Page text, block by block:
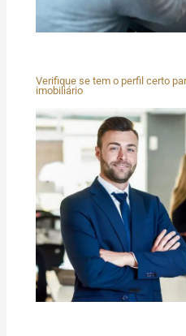
Verifique se tem o perfil certo
imobiliário